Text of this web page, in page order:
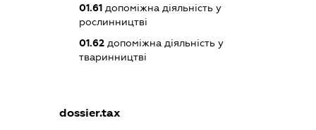
01.61 допоміжна діяльність у
рослинництві
01.62 допоміжна діяльність у
тваринництві
dossier.tax